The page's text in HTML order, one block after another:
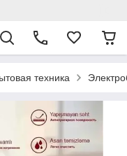
техника